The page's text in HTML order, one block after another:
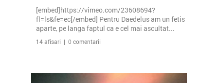
[embed]https://vimeo.com/23608694?
fl=ls&fe=ec[/embed] Pentru Daedelus am un fetis
aparte, pe langa faptul ca e cel mai ascultat...
14 afisari | 0 comentarii